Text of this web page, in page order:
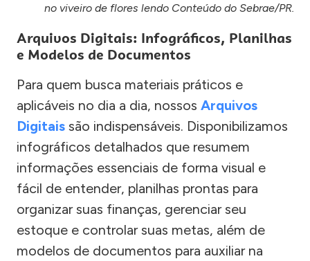
no viveiro de flores lendo Conteúdo do Sebrae/PR.
Arquivos Digitais: Infográficos, Planilhas
e Modelos de Documentos
Para quem busca materiais práticos e
aplicáveis no dia a dia, nossos Arquivos
Digitais são indispensáveis. Disponibilizamos
infográficos detalhados que resumem
informações essenciais de forma visual e
fácil de entender, planilhas prontas para
organizar suas finanças, gerenciar seu
estoque e controlar suas metas, além de
modelos de documentos para auxiliar na